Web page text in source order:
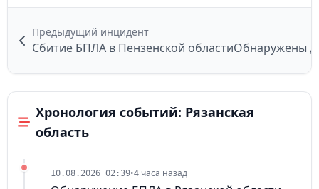
Предыдущий инцидент
Сбитие БПЛА в Пензенской области
Хронология событий: Рязанская
область
10.08.2026 02:39•4 часа назад